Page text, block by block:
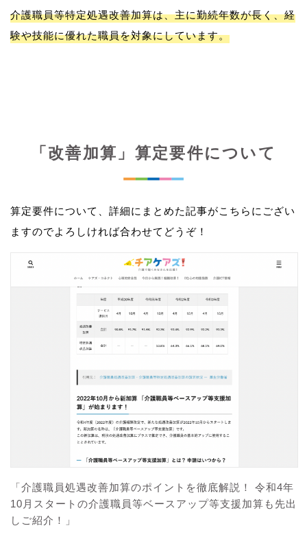
介護職員等特定処遇改善加算は、主に勤続年数が長く、経
験や技能に優れた職員を対象にしています。
「改善加算」算定要件について
算定要件について、詳細にまとめた記事がこちらにござい
ますのでよろしければ合わせてどうぞ！
「介護職員処遇改善加算のポイントを徹底解説！ 令和4年
10月スタートの介護職員等ベースアップ等支援加算も先出
しご紹介！」